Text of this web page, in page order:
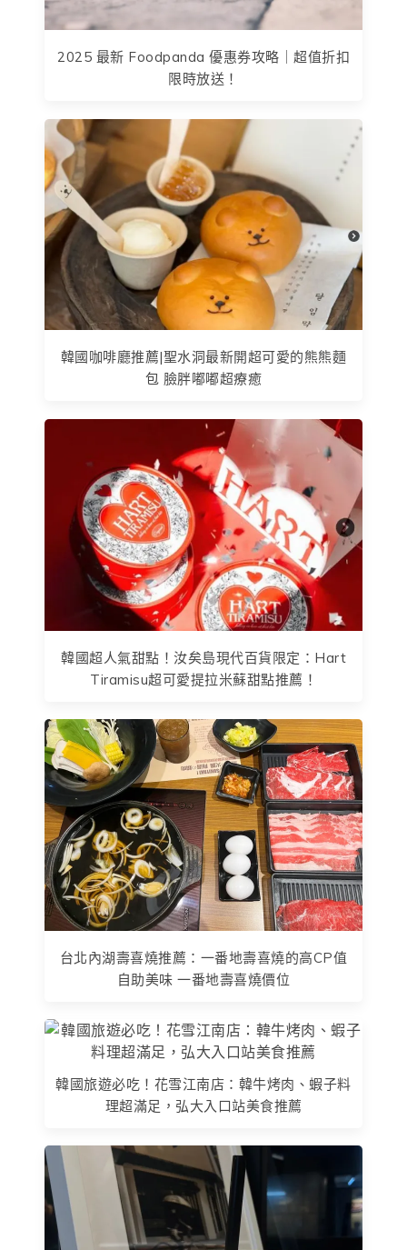
2025 最新 Foodpanda 優惠券攻略｜超值折扣
限時放送！
韓國咖啡廳推薦|聖水洞最新開超可愛的熊熊麵
包 臉胖嘟嘟超療癒
韓國超人氣甜點！汝矣島現代百貨限定：Hart
Tiramisu超可愛提拉米蘇甜點推薦！
台北內湖壽喜燒推薦：一番地壽喜燒的高CP值
自助美味 一番地壽喜燒價位
韓國旅遊必吃！花雪江南店：韓牛烤肉、蝦子料
理超滿足，弘大入口站美食推薦